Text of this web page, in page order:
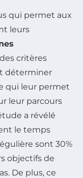
qui permet aux
leurs
critères
déterminer
qui leur permet
leur parcours
a révélé
le temps
sont 30%
objectifs de
De plus, ce